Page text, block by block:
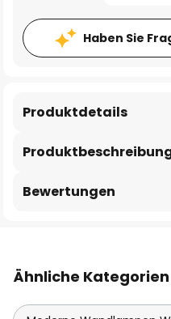
Haben Sie
Produktdetails
Bewertungen
Ähnliche Kategorien